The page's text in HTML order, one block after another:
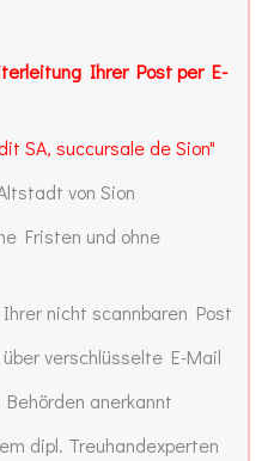
Ihrer Post per E-
SA, succursale de Sion"
von Sion
Fristen und ohne
nicht scannbaren Post
verschlüsselte E-Mail
anerkannt
dipl. Treuhandexperten